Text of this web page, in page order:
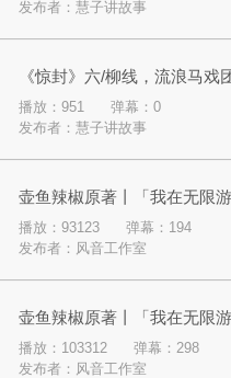
发布者： 慧子讲故事
《惊封》六/柳线，流浪马戏
播放：951
弹幕：0
发布者： 慧子讲故事
壶鱼辣椒原著丨「我在无限
第四季 · 加载进度 · 倒计时2天
播放：93123
弹幕：194
发布者： 风音工作室
壶鱼辣椒原著丨「我在无限
第四季 · 清明节福利音 · 黑桃
播放：103312
弹幕：298
发布者： 风音工作室